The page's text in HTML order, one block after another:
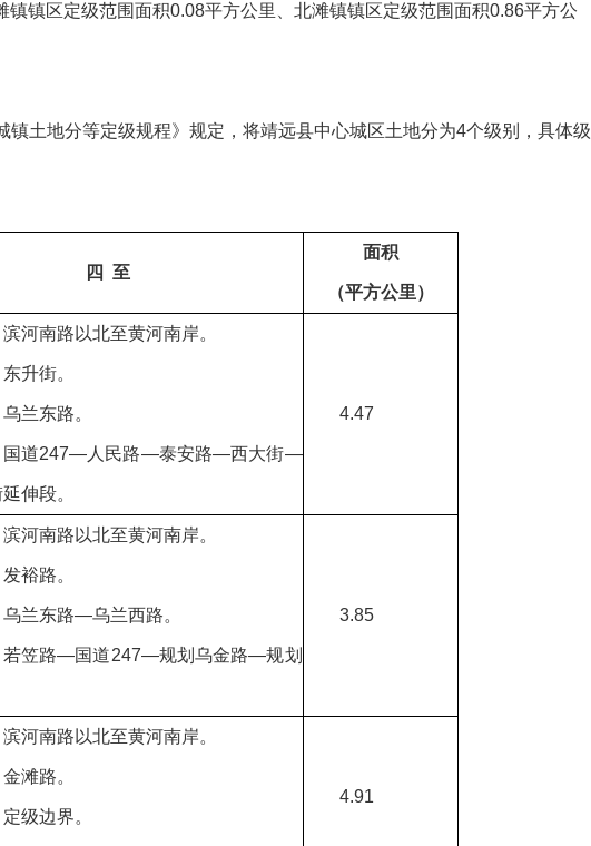
镇区定级范围面积0.08平方公里、北滩镇镇区定级范围面积0.86平方公
土地分等定级规程》规定，将靖远县中心城区土地分为4个级别，具体级
四 至
面积
（平方公里）
河南路以北至黄河南岸。
升街。
兰东路。
国道247—人民路—泰安路—西大街—
伸段。
4.47
河南路以北至黄河南岸。
裕路。
兰东路—乌兰西路。
若笠路—国道247—规划乌金路—规划
3.85
河南路以北至黄河南岸。
滩路。
级边界。
4.91